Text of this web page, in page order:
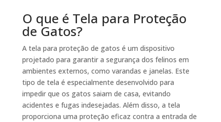
O que é Tela para Proteção
de Gatos?
A tela para proteção de gatos é um dispositivo
projetado para garantir a segurança dos felinos em
ambientes externos, como varandas e janelas. Este
tipo de tela é especialmente desenvolvido para
impedir que os gatos saiam de casa, evitando
acidentes e fugas indesejadas. Além disso, a tela
proporciona uma proteção eficaz contra a entrada de